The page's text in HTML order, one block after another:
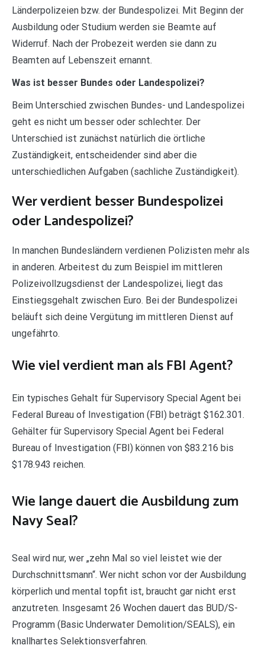
Länderpolizeien bzw. der Bundespolizei. Mit Beginn der
Ausbildung oder Studium werden sie Beamte auf
Widerruf. Nach der Probezeit werden sie dann zu
Beamten auf Lebenszeit ernannt.
Was ist besser Bundes oder Landespolizei?
Beim Unterschied zwischen Bundes- und Landespolizei
geht es nicht um besser oder schlechter. Der
Unterschied ist zunächst natürlich die örtliche
Zuständigkeit, entscheidender sind aber die
unterschiedlichen Aufgaben (sachliche Zuständigkeit).
Wer verdient besser Bundespolizei
oder Landespolizei?
In manchen Bundesländern verdienen Polizisten mehr als
in anderen. Arbeitest du zum Beispiel im mittleren
Polizeivollzugsdienst der Landespolizei, liegt das
Einstiegsgehalt zwischen Euro. Bei der Bundespolizei
beläuft sich deine Vergütung im mittleren Dienst auf
ungefährto.
Wie viel verdient man als FBI Agent?
Ein typisches Gehalt für Supervisory Special Agent bei
Federal Bureau of Investigation (FBI) beträgt $162.301.
Gehälter für Supervisory Special Agent bei Federal
Bureau of Investigation (FBI) können von $83.216 bis
$178.943 reichen.
Wie lange dauert die Ausbildung zum
Navy Seal?
Seal wird nur, wer „zehn Mal so viel leistet wie der
Durchschnittsmann“. Wer nicht schon vor der Ausbildung
körperlich und mental topfit ist, braucht gar nicht erst
anzutreten. Insgesamt 26 Wochen dauert das BUD/S-
Programm (Basic Underwater Demolition/SEALS), ein
knallhartes Selektionsverfahren.